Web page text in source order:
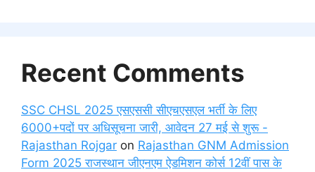
Recent Comments
SSC CHSL 2025 एसएससी सीएचएसएल भर्ती के लिए
6000+पदों पर अधिसूचना जारी, आवेदन 27 मई से शुरू -
Rajasthan Rojgar on Rajasthan GNM Admission
Form 2025 राजस्थान जीएनएम ऐडमिशन कोर्स 12वीं पास के